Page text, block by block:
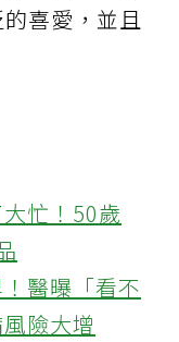
喜愛，並且
忙！50歲
醫曝「看不
險大增